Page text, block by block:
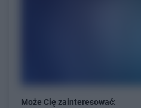
Może Cię zainteresować: